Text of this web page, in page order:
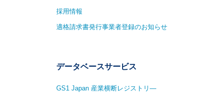
採用情報
適格請求書発行事業者登録のお知らせ
データベースサービス
GS1 Japan 産業横断レジストリ—